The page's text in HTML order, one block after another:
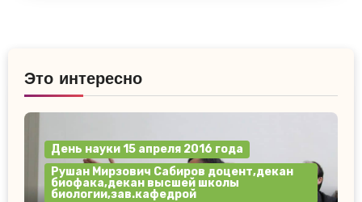
Это интересно
День науки 15 апреля 2016 года
Рушан Мирзович Сабиров доцент,декан
биофака,декан высшей школы
биологии,зав.кафедрой